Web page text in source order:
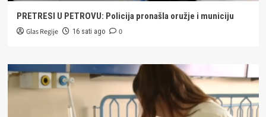
PRETRESI U PETROVU: Policija pronašla oružje i municiju
Glas Regije 16 sati ago 0